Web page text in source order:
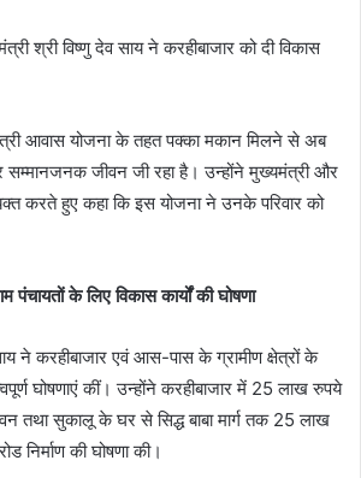
आवास योजना के तहत पक्का मकान मिलने से अब
सम्मानजनक जीवन जी रहा है। उन्होंने मुख्यमंत्री और
करते हुए कहा कि इस योजना ने उनके परिवार को
पंचायतों के लिए विकास कार्यों की घोषणा
ने करहीबाजार एवं आस-पास के ग्रामीण क्षेत्रों के
घोषणाएं कीं। उन्होंने करहीबाजार में 25 लाख रुपये
तथा सुकालू के घर से सिद्ध बाबा मार्ग तक 25 लाख
निर्माण की घोषणा की।